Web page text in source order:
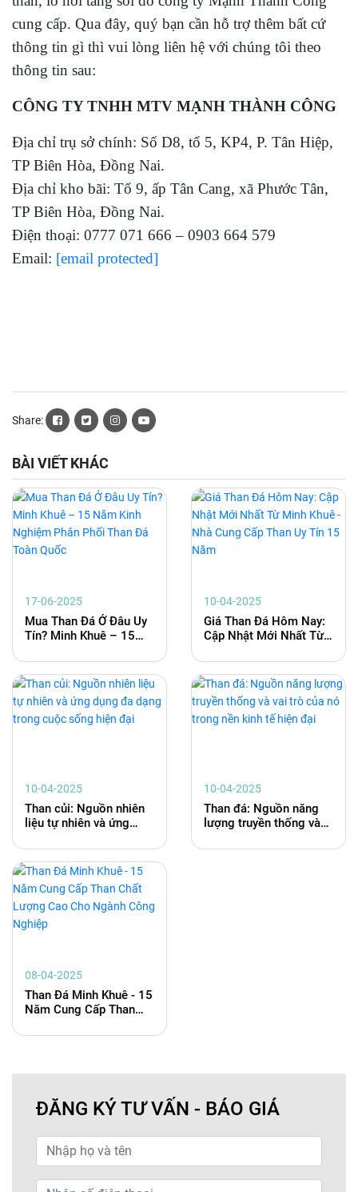
cung cấp. Qua đây, quý bạn cần hỗ trợ thêm bất cứ
thông tin gì thì vui lòng liên hệ với chúng tôi theo
thông tin sau:
CÔNG TY TNHH MTV MẠNH THÀNH CÔNG
Địa chỉ trụ sở chính: Số D8, tổ 5, KP4, P. Tân Hiệp,
TP Biên Hòa, Đồng Nai.
Địa chỉ kho bãi: Tổ 9, ấp Tân Cang, xã Phước Tân,
TP Biên Hòa, Đồng Nai.
Điện thoại: 0777 071 666 – 0903 664 579
Email: [email protected]
Share:
BÀI VIẾT KHÁC
17-06-2025
Mua Than Đá Ở Đâu Uy
Tín? Minh Khuê – 15
Phối Than Đá Toàn
Quốc
10-04-2025
Giá Than Đá Hôm Nay:
Cập Nhật Mới Nhất Từ
Cấp Than Uy Tín 15
Năm
10-04-2025
Than củi: Nguồn nhiên
liệu tự nhiên và ứng
cuộc sống hiện đại
10-04-2025
Than đá: Nguồn năng
lượng truyền thống và
kinh tế hiện đại
08-04-2025
Than Đá Minh Khuê - 15
Năm Cung Cấp Than
Ngành Công Nghiệp
ĐĂNG KÝ TƯ VẤN - BÁO GIÁ